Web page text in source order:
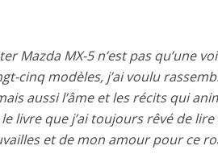
Mazda MX-5 n’est pas qu’une
cinq modèles, j’ai voulu
aussi l’âme et les récits qui
le livre que j’ai toujours rêvé de
et de mon amour pour ce